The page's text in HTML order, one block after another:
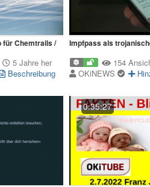
5 Jahre her
Beschreibung
Impfpass als
154
OKiNEWS
0:35:27